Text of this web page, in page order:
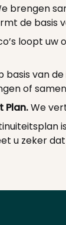
brengen
de basis
loopt
basis van
of
Plan.We
u zeker